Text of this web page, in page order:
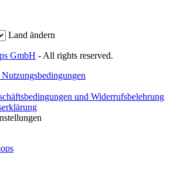
Land ändern
GmbH - All rights reserved.
und Widerrufsbelehrung